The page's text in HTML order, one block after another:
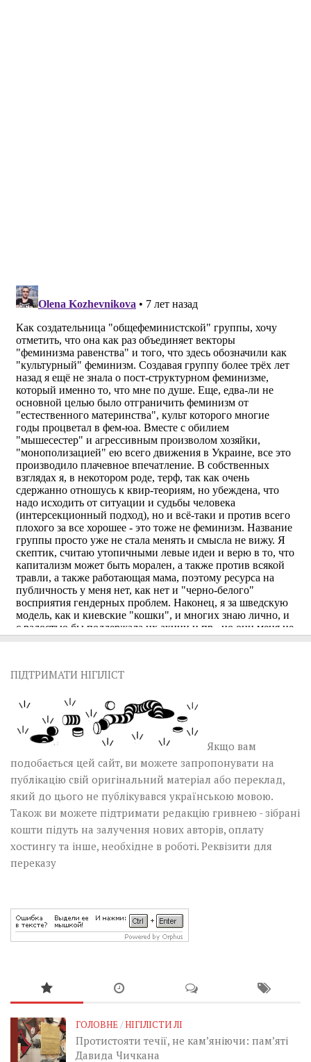
ПІДТРИМАТИ НІГІЛІСТ
Якщо вам
подобається цей сайт, ви можете запропонувати на
публікацію свій оригінальний матеріал або переклад,
який до цього не публікувався українською мовою.
Також ви можете підтримати редакцію гривнею - зібрані
кошти підуть на залучення нових авторів, оплату
хостингу та інше, необхідне в роботі. Реквізити для
переказу
ГОЛОВНЕ/НІГІЛІСТИ ЛІ
Протистояти течії, не кам’яніючи: пам’яті
Давида Чичкана